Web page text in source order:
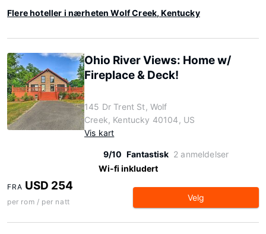
Flere hoteller i nærheten Wolf Creek, Kentucky
Ohio River Views: Home w/
Fireplace & Deck!
145 Dr Trent St, Wolf
Creek, Kentucky 40104, US
Vis kart
9/10 Fantastisk 2 anmeldelser
Wi-fi inkludert
FRA USD 254
per rom / per natt Velg